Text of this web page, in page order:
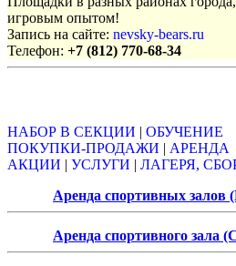
игровым опытом!
Запись на сайте: nevsky-bears.ru
Телефон: +7 (812) 770-68-34
НАБОР В СЕКЦИИ | ОБУЧЕНИЕ
ПОКУПКИ-ПРОДАЖИ | АРЕНДА
АКЦИИ | УСЛУГИ | ЛАГЕРЯ,
Аренда спортивных залов
Аренда спортивного зала